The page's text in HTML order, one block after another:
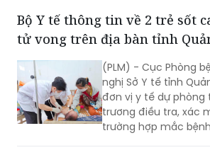
(PLM) - Cục Phòng
nghị Sở Y tế tỉnh
đơn vị y tế dự phòng
trương điều tra, xác
trường hợp mắc
tiếp xúc gần, xét
nhân gây bệnh;
phát hiện sớm các
Trường PTDTBT Tiểu học và